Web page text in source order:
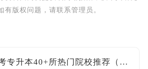
有版权问题，请联系管理员。
2026汕尾自考专升本40+所热门院校推荐（新榜单）